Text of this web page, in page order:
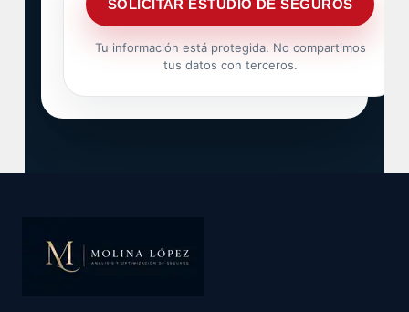
Tu información está protegida. No compartimos
tus datos con terceros.